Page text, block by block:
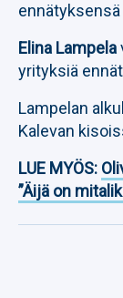
Elina Lampela
yrityksiä
Lampelan
Kalevan
LUE MYÖS:
”Äijä on